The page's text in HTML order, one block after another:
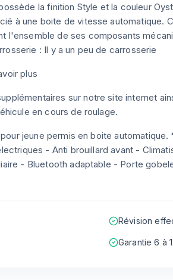
la finition Style et la couleur
à une boite de vitesse automatique.
l'ensemble de ses composants
: Il y a un peu de carrosserie
plus
sur notre site internet
en cours de roulage.
jeune permis en boite automatique.
- Anti brouillard avant -
- Bluetooth adaptable - Porte
Révision
Garantie 6 à